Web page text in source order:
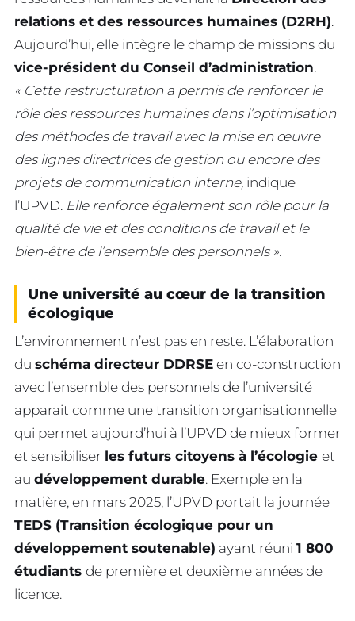
relations et des ressources humaines (D2RH).
Aujourd’hui, elle intègre le champ de missions du
vice-président du Conseil d’administration.
« Cette restructuration a permis de renforcer le
rôle des ressources humaines dans l’optimisation
des méthodes de travail avec la mise en œuvre
des lignes directrices de gestion ou encore des
projets de communication interne, indique
l’UPVD. Elle renforce également son rôle pour la
qualité de vie et des conditions de travail et le
bien-être de l’ensemble des personnels ».
Une université au cœur de la transition
écologique
L’environnement n’est pas en reste. L’élaboration
du schéma directeur DDRSE en co-construction
avec l’ensemble des personnels de l’université
apparait comme une transition organisationnelle
qui permet aujourd’hui à l’UPVD de mieux former
et sensibiliser les futurs citoyens à l’écologie et
au développement durable. Exemple en la
matière, en mars 2025, l’UPVD portait la journée
TEDS (Transition écologique pour un
développement soutenable) ayant réuni 1 800
étudiants de première et deuxième années de
licence.